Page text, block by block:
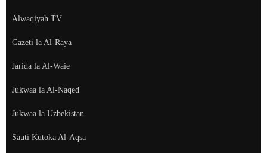
Alwaqiyah TV
Gazeti la Al-Raya
Jarida la Al-Waie
Jukwaa la Al-Naqed
Jukwaa la Uzbekistan
Sauti Kutoka Al-Aqsa